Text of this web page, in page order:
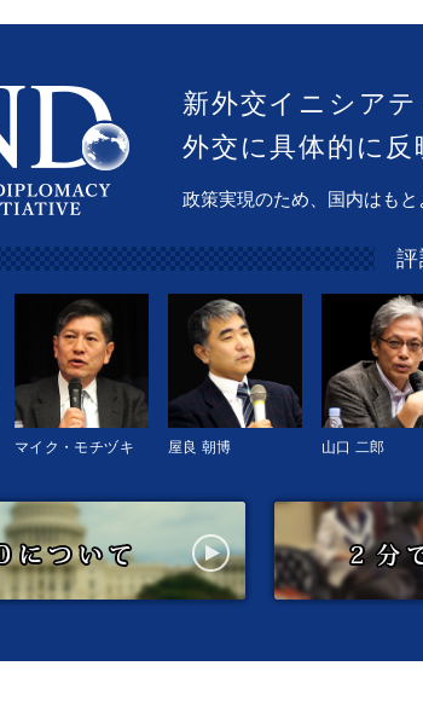
新外交イニシア
外交に具体的に
政策実現のため、国内はも
マイク・モチヅキ 屋良 朝博 山口 二郎